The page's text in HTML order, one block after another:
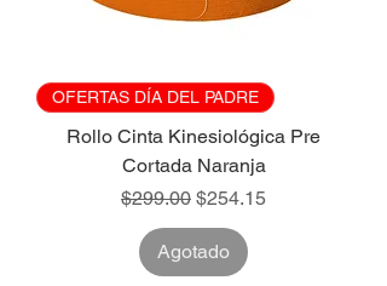
OFERTAS DÍA DEL PADRE
Rollo Cinta Kinesiológica Pre
Cortada Naranja
Precio
$299.00 Precio de oferta
$254.15
Agotado